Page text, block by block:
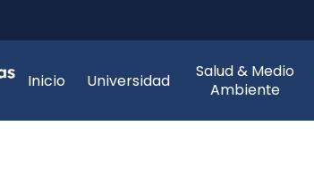
Inicio Universidad
Salud & Medio
Ambiente